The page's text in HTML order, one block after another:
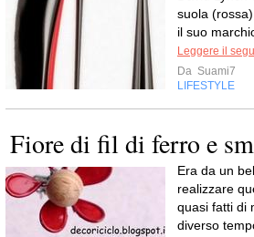
suola
il suo
Leggere il
Da Suami7
LIFESTYLE
Fiore di fil di ferro e
Era da un
realizzare
quasi fatti di
diverso